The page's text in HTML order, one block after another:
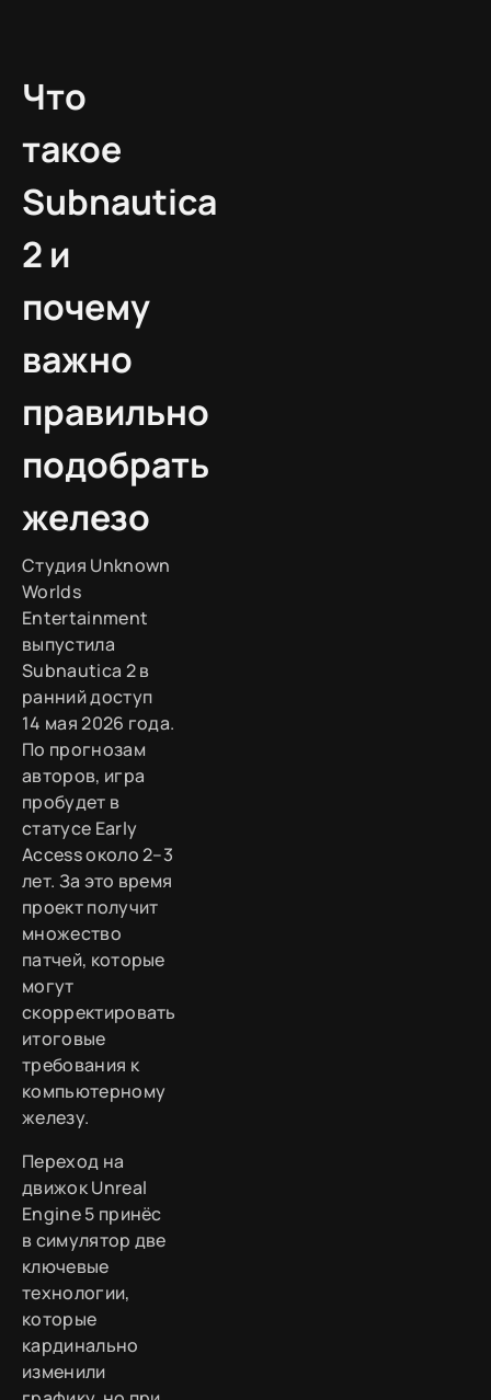
Что
такое
Subnautica
2 и
почему
важно
правильно
подобрать
железо
Студия Unknown
Worlds
Entertainment
выпустила
Subnautica 2 в
ранний доступ
14 мая 2026 года.
По прогнозам
авторов, игра
пробудет в
статусе Early
Access около 2–3
лет. За это время
проект получит
множество
патчей, которые
могут
скорректировать
итоговые
требования к
компьютерному
железу.
Переход на
движок Unreal
Engine 5 принёс
в симулятор две
ключевые
технологии,
которые
кардинально
изменили